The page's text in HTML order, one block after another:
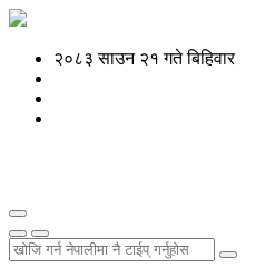
२०८३ साउन २१ गते बिहिवार